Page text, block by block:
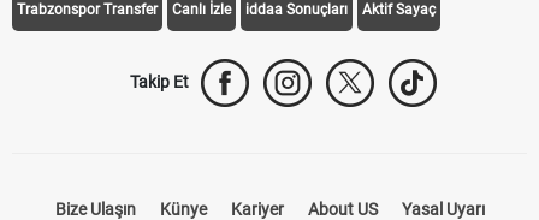
Trabzonspor Transfer Canlı İzle iddaa Sonuçları Aktif Sayaç
Takip Et
Bize Ulaşın Künye Kariyer About US Yasal Uyarı